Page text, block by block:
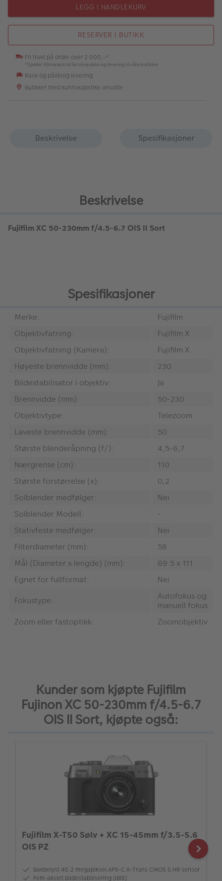
LEGG I HANDLEKURV
RESERVER I BUTIKK
Fri frakt på ordre over 2 000,-*
*Gjelder Klimanøytral Servicepakke og levering til våre butikker
Rask og pålitelig levering
Butikker med kunnskapsrike ansatte
Beskrivelse Spesifikasjoner
Beskrivelse
Fujifilm XC 50-230mm f/4.5-6.7 OIS II Sort
Spesifikasjoner
Merke:
Fujifilm
Objektivfatning:
Fujifilm X
Objektivfatning (Kamera):
Fujifilm X
Høyeste brennvidde (mm):
230
Bildestabilisator i objektiv:
Ja
Brennvidde (mm):
50-230
Objektivtype:
Telezoom
Laveste brennvidde (mm):
50
Største blenderåpning (f/):
4,5-6,7
Nærgrense (cm):
110
Største forstørrelse (x):
0,2
Solblender medfølger:
Nei
Solblender Modell:
-
Stativfeste medfølger:
Nei
Filterdiameter (mm):
58
Mål (Diameter x lengde) (mm):
69.5 x 111
Egnet for fullformat:
Nei
Fokustype:
Autofokus og
manuell fokus
Zoom eller fastoptikk:
Zoomobjektiv
Kunder som kjøpte Fujifilm
Fujinon XC 50-230mm f/4.5-6.7
OIS II Sort, kjøpte også:
Fujifilm X-T50 Sølv + XC 15-45mm f/3.5-5.6
OIS PZ
Bakbelyst 40.2 megapiksel APS-C X-Trans CMOS 5 HR sensor
Fem-akslet bildestabilisering (IBIS)